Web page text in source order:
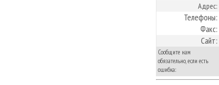
Адрес:
Телефоны:
Факс:
Сайт:
Сообщите нам
обязательно, если есть
ошибка: